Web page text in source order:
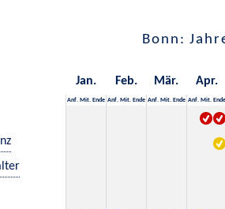
Bonn:
Jan. Feb. Mär. Apr.
Anf. Mit. Ende Anf. Mit. Ende Anf. Mit. Ende Anf. Mit. Ende